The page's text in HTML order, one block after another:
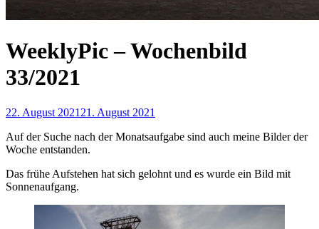
WeeklyPic – Wochenbild
33/2021
22. August 2021 21. August 2021
Auf der Suche nach der Monatsaufgabe sind auch meine Bilder der
Woche entstanden.
Das frühe Aufstehen hat sich gelohnt und es wurde ein Bild mit
Sonnenaufgang.